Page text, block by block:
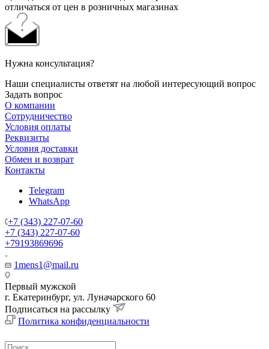
отличаться от цен в розничных магазинах
Нужна консультация?
Наши специалисты ответят на любой интересующий вопрос
Задать вопрос
О компании
Сотрудничество
Условия оплаты
Реквизиты
Условия доставки
Обмен и возврат
Контакты
Telegram
WhatsApp
+7 (343) 227-07-60
+7 (343) 227-07-60
+79193869696
1mens1@mail.ru
Первый мужской
г. Екатеринбург, ул. Луначарского 60
Подписаться на рассылку
Политика конфиденциальности